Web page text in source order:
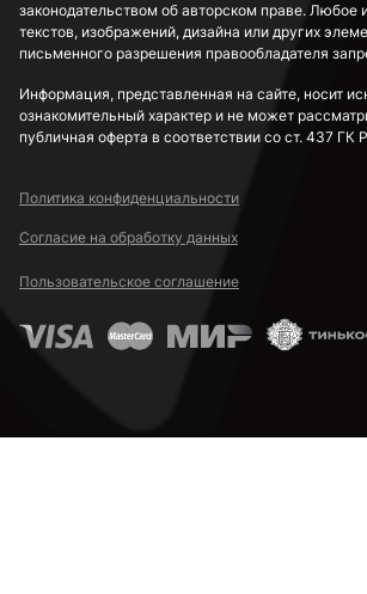
законодательством об авторском праве. Любое
текстов, изображений, дизайна или других
письменного разрешения правообладателя
Информация, представленная на сайте, носит
ознакомительный характер и не может
публичная оферта в соответствии со ст. 437 ГК
Политика конфиденциальности
Согласие на обработку данных
Пользовательское соглашение